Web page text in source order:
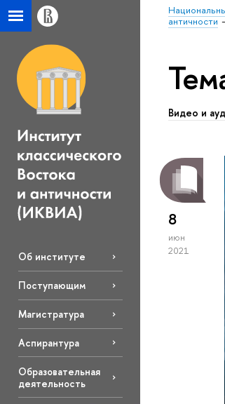
античности
Об институте
Поступающим
Магистратура
Аспирантура
Образовательная
деятельность
Видео и
8
июн
2021